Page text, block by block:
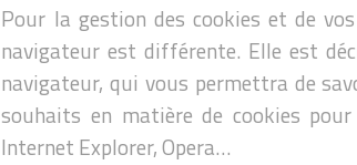
Pour la gestion des cookies et de
navigateur est différente. Elle est
navigateur, qui vous permettra de
souhaits en matière de cookies
Internet Explorer, Opera…